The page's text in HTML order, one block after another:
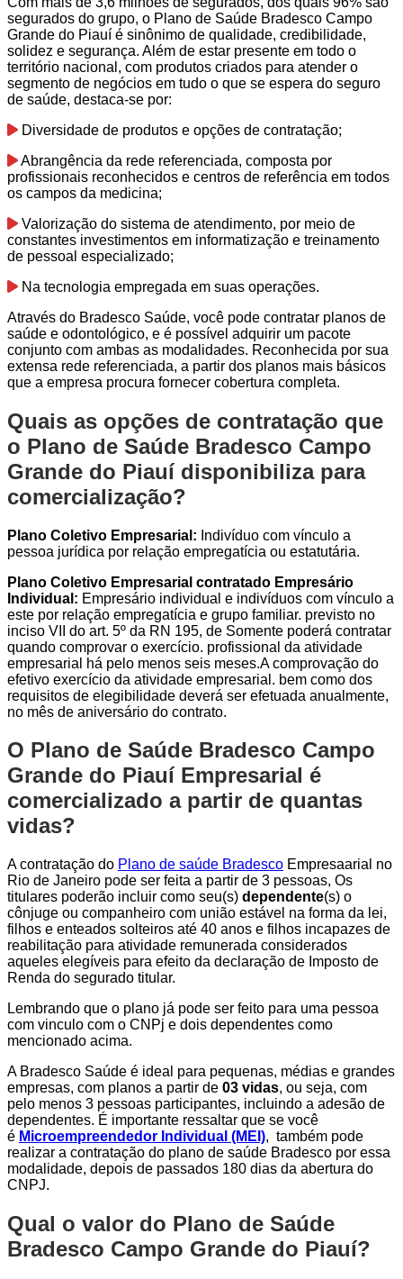
segurados do grupo, o Plano de Saúde Bradesco Campo
Grande do Piauí é sinônimo de qualidade, credibilidade,
solidez e segurança. Além de estar presente em todo o
território nacional, com produtos criados para atender o
segmento de negócios em tudo o que se espera do seguro
de saúde, destaca-se por:
Diversidade de produtos e opções de contratação;
Abrangência da rede referenciada, composta por
profissionais reconhecidos e centros de referência em todos
os campos da medicina;
Valorização do sistema de atendimento, por meio de
constantes investimentos em informatização e treinamento
de pessoal especializado;
Na tecnologia empregada em suas operações.
Através do Bradesco Saúde, você pode contratar planos de
saúde e odontológico, e é possível adquirir um pacote
conjunto com ambas as modalidades. Reconhecida por sua
extensa rede referenciada, a partir dos planos mais básicos
que a empresa procura fornecer cobertura completa.
Quais as opções de contratação que
o Plano de Saúde Bradesco Campo
Grande do Piauí disponibiliza para
comercialização?
Plano Coletivo Empresarial: Indivíduo com vínculo a
pessoa jurídica por relação empregatícia ou estatutária.
Plano Coletivo Empresarial contratado Empresário
Individual: Empresário individual e indivíduos com vínculo a
este por relação empregatícia e grupo familiar. previsto no
inciso VII do art. 5º da RN 195, de Somente poderá contratar
quando comprovar o exercício. profissional da atividade
empresarial há pelo menos seis meses.A comprovação do
efetivo exercício da atividade empresarial. bem como dos
requisitos de elegibilidade deverá ser efetuada anualmente,
no mês de aniversário do contrato.
O Plano de Saúde Bradesco Campo
Grande do Piauí Empresarial é
comercializado a partir de quantas
vidas?
A contratação do Plano de saúde Bradesco Empresaarial no
Rio de Janeiro pode ser feita a partir de 3 pessoas, Os
titulares poderão incluir como seu(s) dependente(s) o
cônjuge ou companheiro com união estável na forma da lei,
filhos e enteados solteiros até 40 anos e filhos incapazes de
reabilitação para atividade remunerada considerados
aqueles elegíveis para efeito da declaração de Imposto de
Renda do segurado titular.
Lembrando que o plano já pode ser feito para uma pessoa
com vinculo com o CNPj e dois dependentes como
mencionado acima.
A Bradesco Saúde é ideal para pequenas, médias e grandes
empresas, com planos a partir de 03 vidas, ou seja, com
pelo menos 3 pessoas participantes, incluindo a adesão de
dependentes. É importante ressaltar que se você
é Microempreendedor Individual (MEI), também pode
realizar a contratação do plano de saúde Bradesco por essa
modalidade, depois de passados 180 dias da abertura do
CNPJ.
Qual o valor do Plano de Saúde
Bradesco Campo Grande do Piauí?